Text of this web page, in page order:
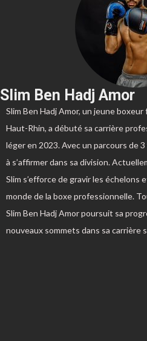
Slim Ben Hadj Amor
Slim Ben Hadj Amor, un jeune
Haut-Rhin, a débuté sa carrière
léger en 2023. Avec un parcours de
à s’affirmer dans sa division.
Slim s’efforce de gravir les échelons
monde de la boxe professionnelle.
Slim Ben Hadj Amor poursuit sa
nouveaux sommets dans sa carrière